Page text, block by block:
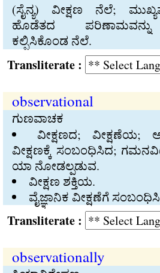
(ಸೈನ್ಯ) ವೀಕ್ಷಣ ನೆಲೆ;
ಹೊಡೆತದ ಪರಿಣಾಮವನ್ನು
ಕಲ್ಪಿಸಿಕೊಂಡ ನೆಲೆ.
:
observational
ಗುಣವಾಚಕ
ವೀಕ್ಷಣದ; ವೀಕ್ಷಣೆಯ;
ವೀಕ್ಷಣಕ್ಕೆ ಸಂಬಂಧಿಸಿದ;
ಯಾ ನೋಡಲ್ಪಡುವ.
ವೀಕ್ಷಣ ಶಕ್ತಿಯ.
ವೈಜ್ಞಾನಿಕ ವೀಕ್ಷಣೆಗೆ
:
observationally